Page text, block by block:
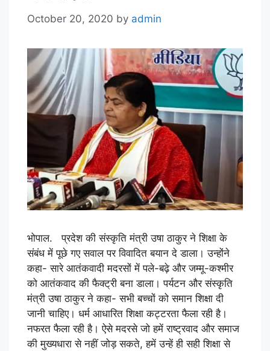
October 20, 2020 by admin
भोपाल. प्रदेश की संस्कृति मंत्री उषा ठाकुर ने शिक्षा के
संबंध में पूछे गए सवाल पर विवादित बयान दे डाला। उन्होंने
कहा- सारे आतंकवादी मदरसों में पले-बढ़े और जम्मू-कश्मीर
को आतंकवाद की फैक्ट्री बना डाला। पर्यटन और संस्कृति
मंत्री उषा ठाकुर ने कहा- सभी बच्चों को समान शिक्षा दी
जानी चाहिए। धर्म आधारित शिक्षा कट्टरता फैला रही है।
नफरत फैला रही है। ऐसे मदरसे जो हमें राष्ट्रवाद और समाज
की मुख्यधारा से नहीं जोड़ सकते, हमें उन्हें ही सही शिक्षा से